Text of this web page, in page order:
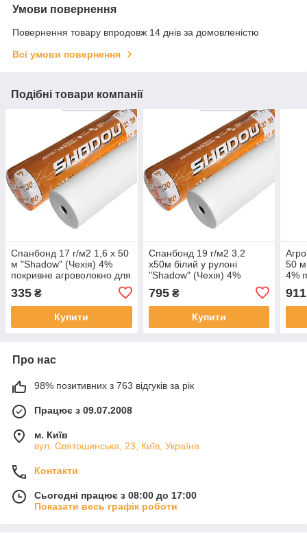
Умови повернення
Повернення товару впродовж 14 днів за домовленістю
Всі умови повернення
Подібні товари компанії
Спанбонд 17 г/м2 1,6 х 50
м "Shadow" (Чехія) 4%
покривне агроволокно для
335 ₴
Купити
Спанбонд 19 г/м2 3,2
х50м білий у рулоні
"Shadow" (Чехія) 4%
агроволокно для укриття
винограду на зиму
795₴
Купити
50 м
4%
911
Про нас
98% позитивних з 763 відгуків за рік
Працює з 09.07.2008
м. Київ
вул. Святошинська, 23, Київ, Україна
Контакти
Сьогодні працює з 08:00 до 17:00
Показати весь графік роботи